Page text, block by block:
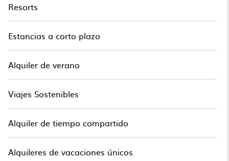
Resorts
Estancias a corto plazo
Alquiler de verano
Viajes Sostenibles
Alquiler de tiempo compartido
Alquileres de vacaciones únicos